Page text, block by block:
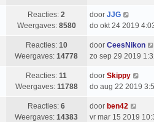
Reacties:2
Weergaves: 8580
door JJG
do okt 24 2019
Reacties: 10
Weergaves:14778
door CeesNikon
zo sep 29 2019
Reacties:11
Weergaves: 11788
door Skippy
do aug 22 2019
Reacties:6
Weergaves:14383
door ben42
vr mar 15 2019